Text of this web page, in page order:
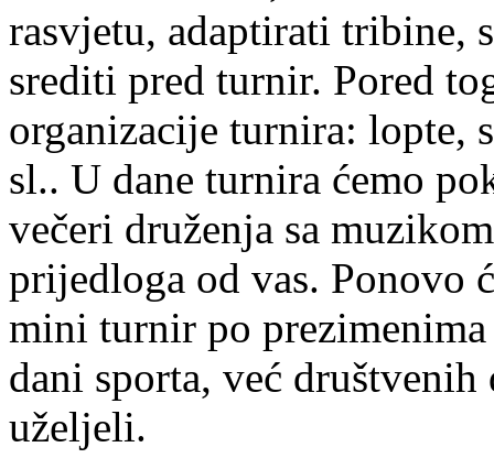
rasvjetu, adaptirati tribine,
srediti pred turnir. Pored
organizacije turnira: lopte,
sl.. U dane turnira ćemo
večeri druženja sa
prijedloga od vas. Ponovo
mini turnir po
dani sporta, već društvenih
uželjeli.